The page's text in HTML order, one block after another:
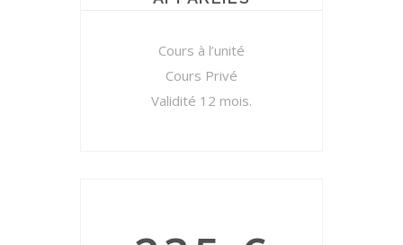
Cours à l’unité
Cours Privé
Validité 12 mois.